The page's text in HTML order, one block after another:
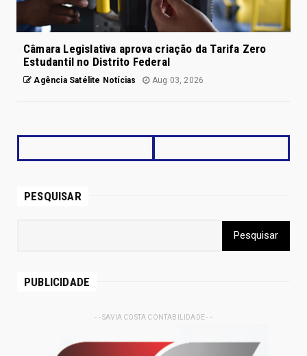
Câmara Legislativa aprova criação da Tarifa Zero
Estudantil no Distrito Federal
Agência Satélite Notícias Aug 03, 2026
PESQUISAR
PUBLICIDADE
- - SAVIA COSTA CONTABILIDADE - -